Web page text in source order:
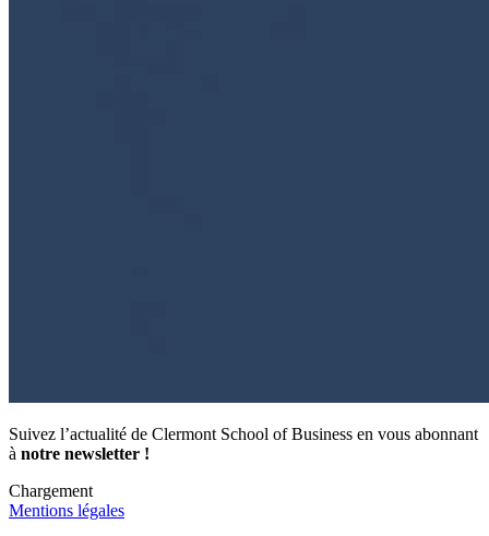
Suivez l’actualité de Clermont School of Business en vous abonnant
à notre newsletter !
Chargement
Mentions légales